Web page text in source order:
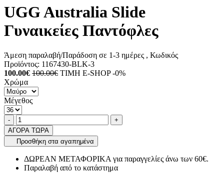
UGG Australia Slide
Γυναικείες Παντόφλες
Άμεση παραλαβή/Παράδοση σε 1-3 ημέρες , Κωδικός
Προϊόντος: 1167430-BLK-3
100.00€ 100.00€ ΤΙΜΗ E-SHOP -0%
Χρώμα
Μέγεθος
Ποσότητα
-product.increase.quantity +
ΑΓΟΡΑ ΤΩΡΑ
Προσθήκη στα αγαπημένα
ΔΩΡΕΑΝ ΜΕΤΑΦΟΡΙΚΑ για παραγγελίες άνω των 60€.
Παραλαβή από το κατάστημα